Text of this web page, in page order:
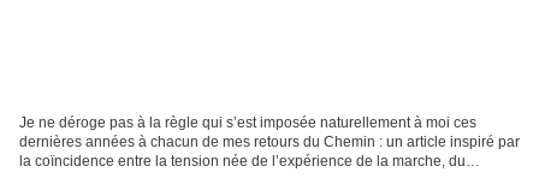
Je ne déroge pas à la règle qui s’est imposée naturellement à moi ces
dernières années à chacun de mes retours du Chemin : un article inspiré par
la coïncidence entre la tension née de l’expérience de la marche, du